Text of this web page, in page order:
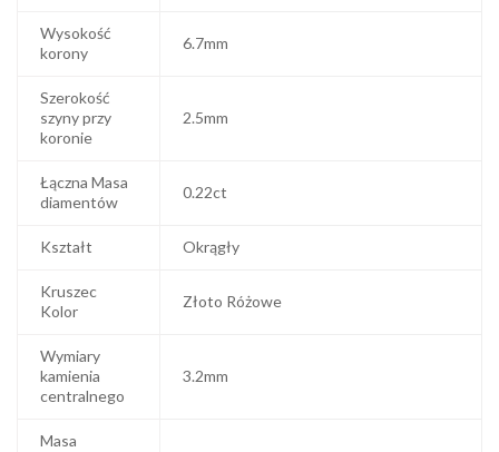
Wysokość
korony
6.7mm
Szerokość
szyny przy
koronie
2.5mm
Łączna Masa
diamentów
0.22ct
Kształt Okrągły
Kruszec
Kolor
Złoto Różowe
Wymiary
kamienia
centralnego
3.2mm
Masa